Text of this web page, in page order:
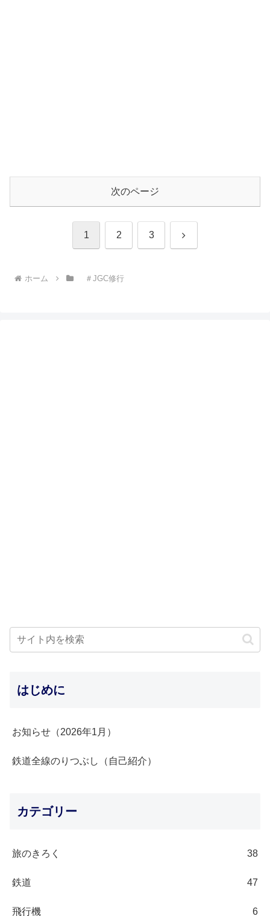
次のページ
1 2 3 次
ホーム ＃JGC修行
はじめに
お知らせ（2026年1月）
鉄道全線のりつぶし（自己紹介）
カテゴリー
旅のきろく 38
鉄道 47
飛行機 6